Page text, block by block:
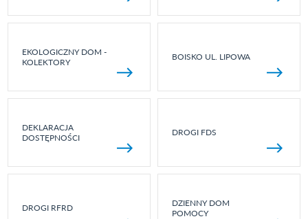
EKOLOGICZNY DOM -
KOLEKTORY
BOISKO UL. LIPOWA
DEKLARACJA
DOSTĘPNOŚCI
DROGI FDS
DROGI RFRD
DZIENNY DOM
POMOCY